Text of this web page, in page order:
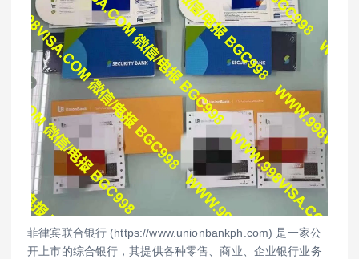
菲律宾联合银行 (https://www.unionbankph.com) 是一家公
开上市的综合银行，其提供各种零售、商业、企业银行业务